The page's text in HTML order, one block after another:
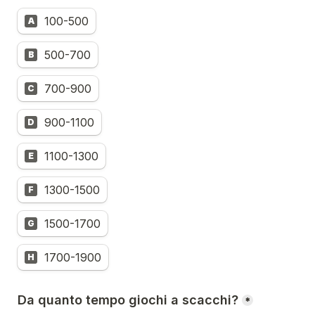
A 100-500
B 500-700
C 700-900
D 900-1100
E 1100-1300
F 1300-1500
G 1500-1700
H 1700-1900
Da quanto tempo giochi a scacchi? *